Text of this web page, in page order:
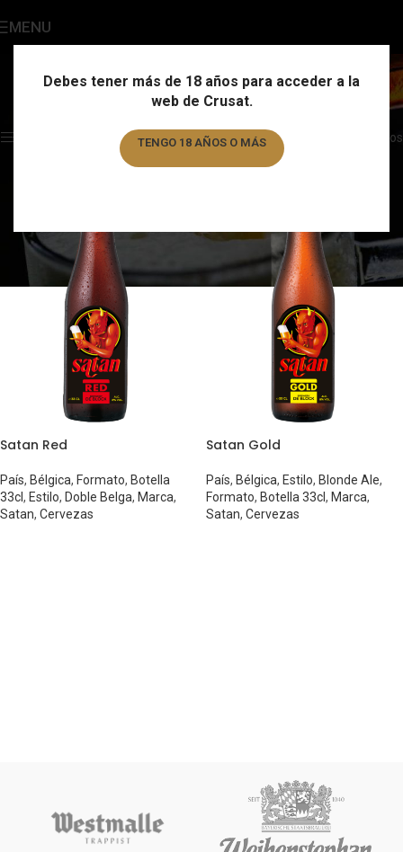
Debes tener más de 18 años para acceder a la
web de Crusat.
TENGO 18 AÑOS O MÁS
MENU Satan
Showing all 2 results
Filtros
Satan Red
País, Bélgica, Formato, Botella
33cl, Estilo, Doble Belga, Marca,
Satan, Cervezas
Satan Gold
País, Bélgica, Estilo, Blonde Ale,
Formato, Botella 33cl, Marca,
Satan, Cervezas